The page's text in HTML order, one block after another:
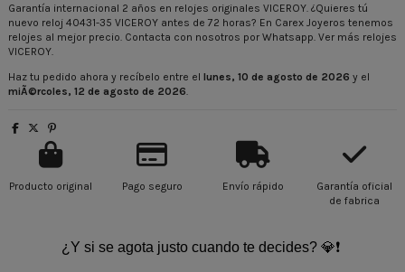
Garantía internacional 2 años en relojes originales VICEROY. ¿Quieres tú
nuevo reloj 40431-35 VICEROY antes de 72 horas? En Carex Joyeros tenemos
relojes al mejor precio. Contacta con nosotros por Whatsapp. Ver más relojes
VICEROY
Haz tu pedido ahora y recíbelo entre el lunes, 10 de agosto de 2026 y el
miÃ©rcoles, 12 de agosto de 2026
Producto original Pago seguro Envío rápido
Garantía oficial
de fabrica
¿Y si se agota justo cuando te decides? 💎❗